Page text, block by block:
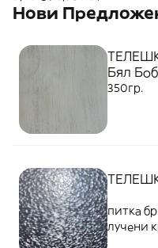
Нови
Бял Боб
350гр.
питка
лучени